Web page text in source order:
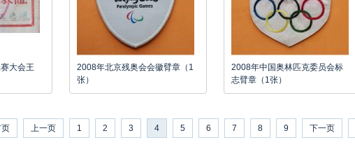
大会王
2008年北京残奥会会徽臂章（1
张）
2008年中国奥林匹克委员会标
志臂章（1张）
上一页 1 2 3 4 5 6 7 8 9 下一页